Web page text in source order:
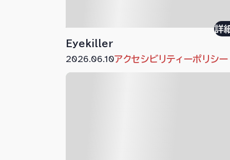
Eyekiller
詳
2026.06.10アクセシビリティーポリシー